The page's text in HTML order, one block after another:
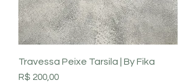
Travessa Peixe Tarsila | By Fika
Preço
R$ 200,00